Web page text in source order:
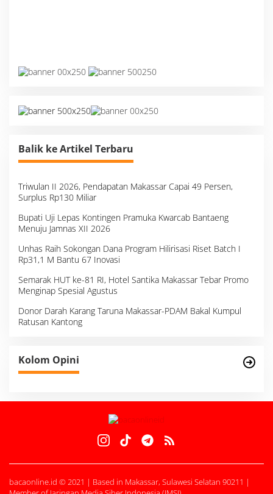
Balik ke Artikel Terbaru
Triwulan II 2026, Pendapatan Makassar Capai 49 Persen,
Surplus Rp130 Miliar
Bupati Uji Lepas Kontingen Pramuka Kwarcab Bantaeng
Menuju Jamnas XII 2026
Unhas Raih Sokongan Dana Program Hilirisasi Riset Batch I
Rp31,1 M Bantu 67 Inovasi
Semarak HUT ke-81 RI, Hotel Santika Makassar Tebar Promo
Menginap Spesial Agustus
Donor Darah Karang Taruna Makassar-PDAM Bakal Kumpul
Ratusan Kantong
Kolom Opini
bacaonline.id © 2021 | Based in Makassar, Sulawesi Selatan 90211 |